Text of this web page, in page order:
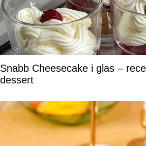
Snabb Cheesecake i glas –
dessert